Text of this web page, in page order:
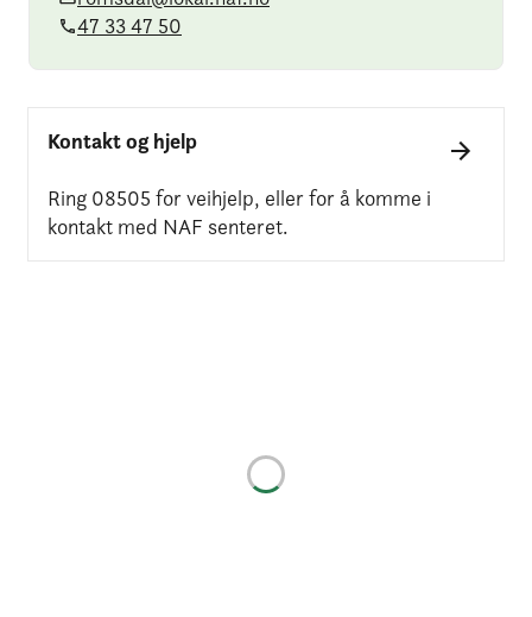
47 33 47 50
Kontakt og hjelp
Ring 08505 for veihjelp, eller for å komme i
kontakt med NAF senteret.